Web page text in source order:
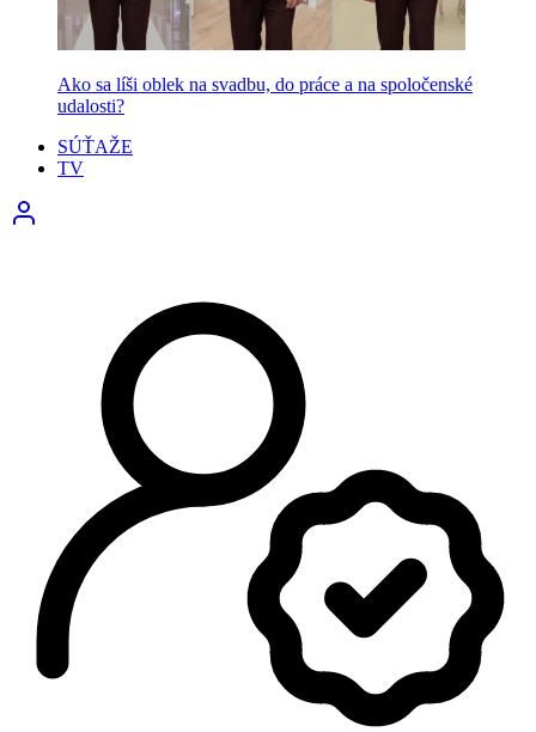
Ako sa líši oblek na svadbu, do práce a na spoločenské
udalosti?
SÚŤAŽE
TV